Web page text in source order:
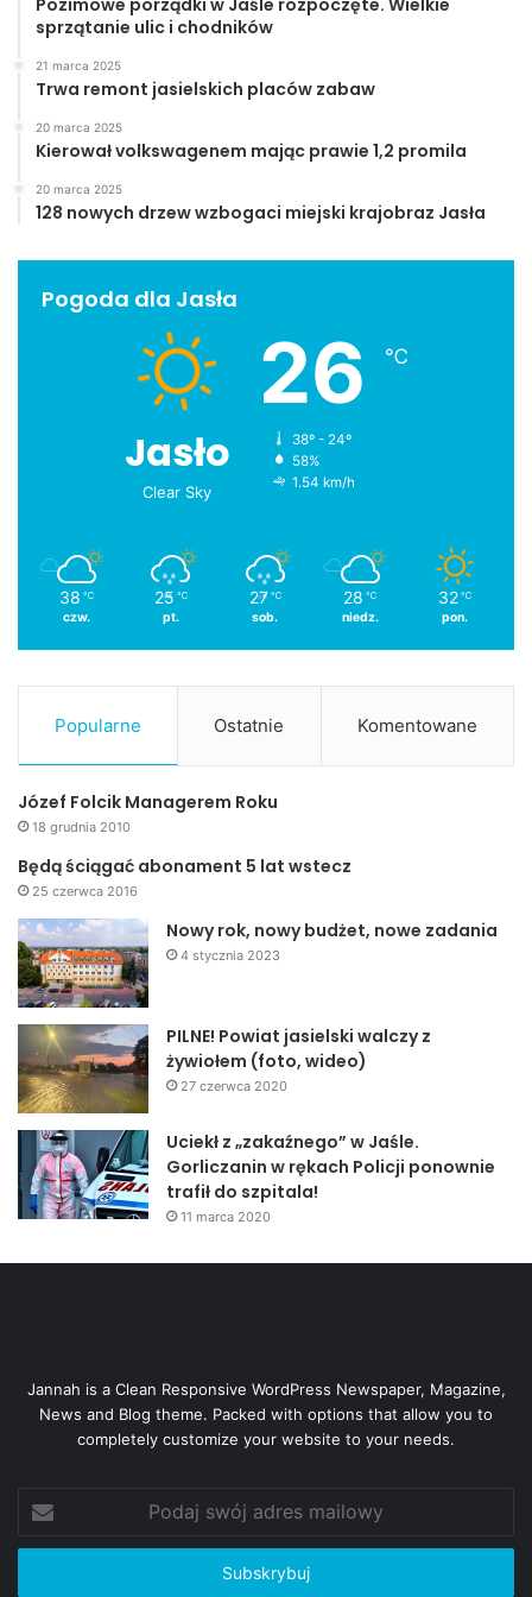
KK
Jaslonet.pl
Pozimowe porządki w Jaśle rozpoczęte. Wielkie
sprzątanie ulic i chodników
21 marca 2025
Trwa remont jasielskich placów zabaw
20 marca 2025
Kierował volkswagenem mając prawie 1,2 promila
20 marca 2025
128 nowych drzew wzbogaci miejski krajobraz Jasła
Pogoda dla Jasła
Jasło
Clear Sky
26 ℃
38º - 24º
58%
1.54 km/h
38 ℃
czw.
25 ℃
pt.
27 ℃
sob.
28 ℃
niedz.
32 ℃
pon.
Popularne Ostatnie Komentowane
Józef Folcik Managerem Roku
18 grudnia 2010
Będą ściągać abonament 5 lat wstecz
25 czerwca 2016
Nowy rok, nowy budżet, nowe zadania
4 stycznia 2023
PILNE! Powiat jasielski walczy z
żywiołem (foto, wideo)
27 czerwca 2020
Uciekł z „zakaźnego” w Jaśle.
Gorliczanin w rękach Policji ponownie
trafił do szpitala!
11 marca 2020
Jannah is a Clean Responsive WordPress Newspaper, Magazine,
News and Blog theme. Packed with options that allow you to
completely customize your website to your needs.
swój
adres